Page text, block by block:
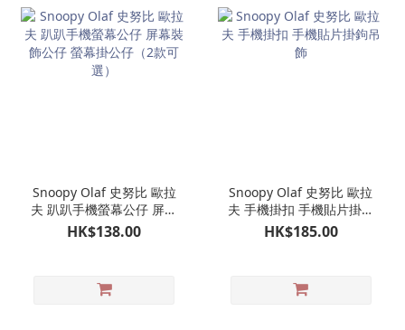
Snoopy Olaf 史努比 歐拉
夫 趴趴手機螢幕公仔 屏幕
裝飾公仔 螢幕掛公仔（2
款可選）
HK$138.00
Snoopy Olaf 史努比 歐拉
夫 手機掛扣 手機貼片掛鉤
吊飾
HK$185.00